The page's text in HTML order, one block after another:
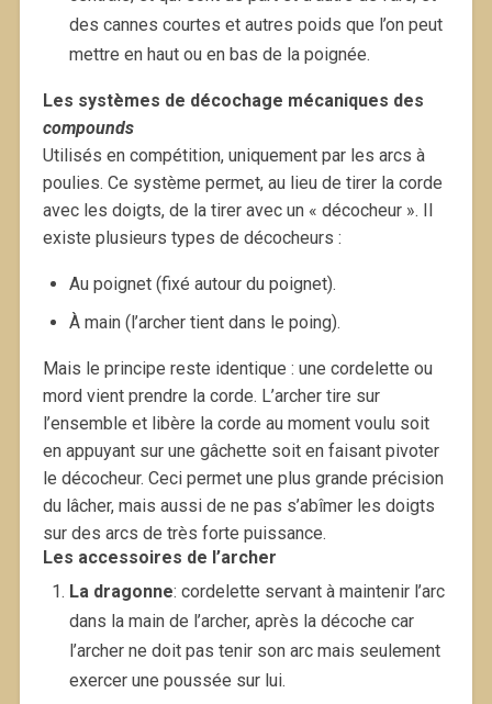
des cannes courtes et autres poids que l’on peut
mettre en haut ou en bas de la poignée.
Les systèmes de décochage mécaniques des
compounds
Utilisés en compétition, uniquement par les arcs à
poulies. Ce système permet, au lieu de tirer la corde
avec les doigts, de la tirer avec un « décocheur ». Il
existe plusieurs types de décocheurs :
Au poignet (fixé autour du poignet).
À main (l’archer tient dans le poing).
Mais le principe reste identique : une cordelette ou
mord vient prendre la corde. L’archer tire sur
l’ensemble et libère la corde au moment voulu soit
en appuyant sur une gâchette soit en faisant pivoter
le décocheur. Ceci permet une plus grande précision
du lâcher, mais aussi de ne pas s’abîmer les doigts
sur des arcs de très forte puissance.
Les accessoires de l’archer
La dragonne: cordelette servant à maintenir l’arc
dans la main de l’archer, après la décoche car
l’archer ne doit pas tenir son arc mais seulement
exercer une poussée sur lui.